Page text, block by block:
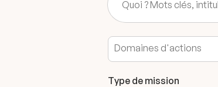
Type de mission